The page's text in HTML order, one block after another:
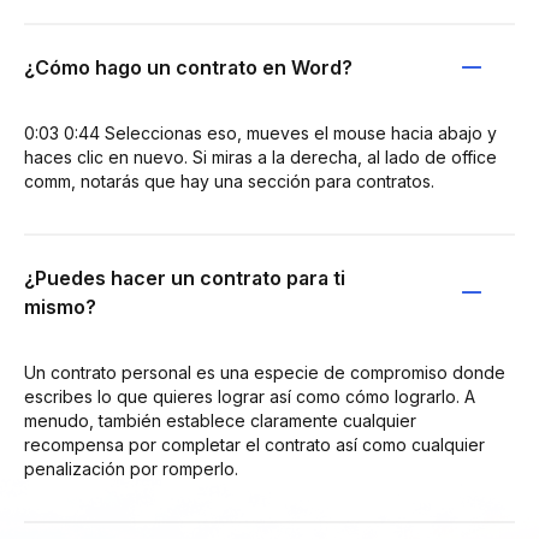
¿Cómo hago un contrato en Word?
0:03 0:44 Seleccionas eso, mueves el mouse hacia abajo y
haces clic en nuevo. Si miras a la derecha, al lado de office
comm, notarás que hay una sección para contratos.
¿Puedes hacer un contrato para ti
mismo?
Un contrato personal es una especie de compromiso donde
escribes lo que quieres lograr así como cómo lograrlo. A
menudo, también establece claramente cualquier
recompensa por completar el contrato así como cualquier
penalización por romperlo.